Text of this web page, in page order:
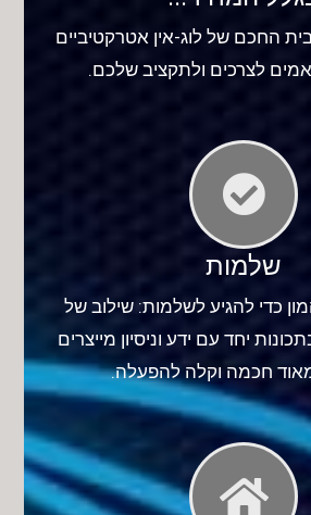
החכם של לוג-אין אטרקטיביים
לצרכים ולתקציב שלכם.
שלמות
כדי להגיע לשלמות: שילוב של
יחד עם ידע וניסיון מייצרים
חכמה וקלה להפעלה.